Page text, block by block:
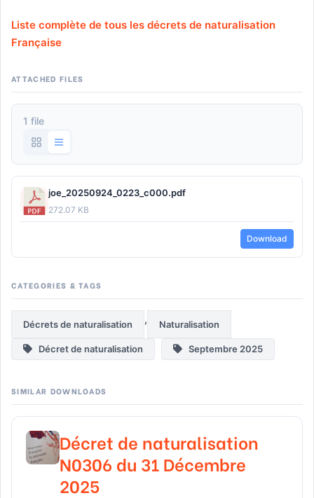
Liste complète de tous les décrets de naturalisation
Française
ATTACHED FILES
1 file
joe_20250924_0223_c000.pdf
272.07 KB
Download
CATEGORIES & TAGS
Décrets de naturalisation , Naturalisation
Décret de naturalisation Septembre 2025
SIMILAR DOWNLOADS
Décret de naturalisation
N0306 du 31 Décembre
2025